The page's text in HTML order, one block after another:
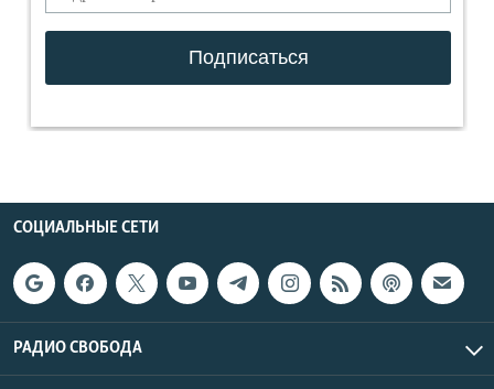
СОЦИАЛЬНЫЕ СЕТИ
РАДИО СВОБОДА